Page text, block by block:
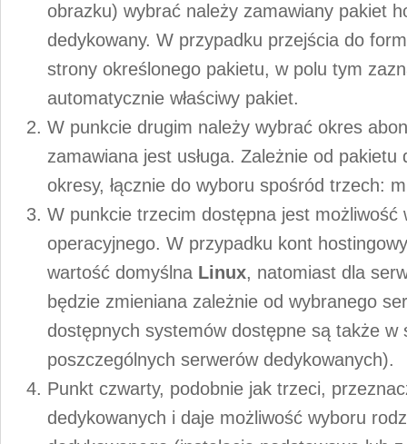
obrazku) wybrać należy zamawiany pakiet
dedykowany. W przypadku przejścia do
strony określonego pakietu, w polu tym
automatycznie właściwy pakiet.
W punkcie drugim należy wybrać okres
zamawiana jest usługa. Zależnie od
okresy, łącznie do wyboru spośród trzech:
W punkcie trzecim dostępna jest możliwość
operacyjnego. W przypadku kont
wartość domyślna Linux, natomiast dla
będzie zmieniana zależnie od wybranego
dostępnych systemów dostępne są także w
poszczególnych serwerów dedykowanych).
Punkt czwarty, podobnie jak trzeci,
dedykowanych i daje możliwość wyboru